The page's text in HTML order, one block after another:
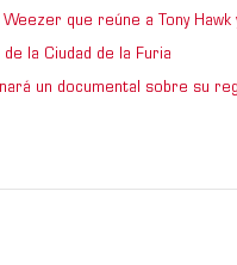
Weezer que reúne a Tony
de la Ciudad de la Furia
un documental sobre su